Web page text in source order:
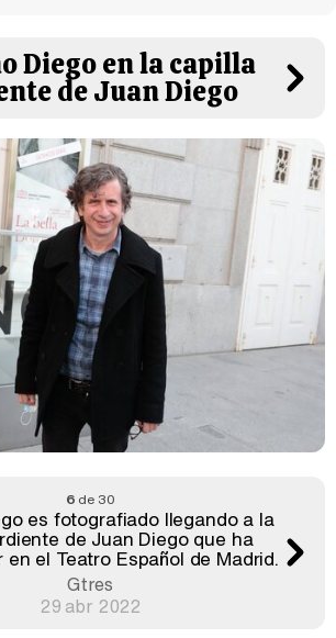
Diego en la capilla
de Juan Diego
6 de 30
es fotografiado llegando a la
de Juan Diego que ha
el Teatro Español de Madrid.
Gtres
29 abr 2022